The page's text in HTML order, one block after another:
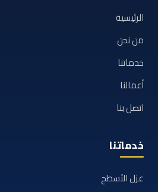
الرئيسية
من نحن
خدماتنا
أعمالنا
اتصل بنا
خدماتنا
عزل الأسطح